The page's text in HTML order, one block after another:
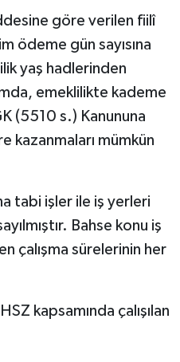
göre verilen fiilî
ödeme gün sayısına
yaş hadlerinden
emeklilikte kademe
(5510 s.) Kanununa
kazanmaları mümkün
tabi işler ile iş yerleri
Bahse konu iş
çalışma sürelerinin her
kapsamında çalışılan